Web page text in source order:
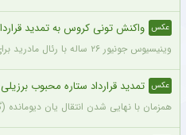
عکس واکنش تونی کروس به تمدید
وینیسیوس جونیور ۲۶ ساله با رئال مادرید برای امضای قراردادی بلندمدت به توافق رسید که او را تا سال ۲۰۳۲ در سانتیاگو برنابئو نگه خواهد داشت و به شایعات درباره احتمال جدایی‌اش از این باشگاه پایان می‌دهد.
عکس تمدید قرارداد ستاره محبوب
همزمان با نهایی شدن انتقال یان دیومانده